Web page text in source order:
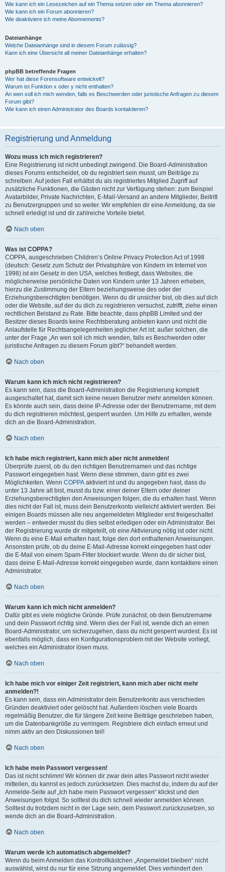
Wie kann ich ein Lesezeichen auf ein Thema setzen oder ein Thema abonnieren?
Wie kann ich ein Forum abonnieren?
Wie deaktiviere ich meine Abonnements?
Dateianhänge
Welche Dateianhänge sind in diesem Forum zulässig?
Kann ich eine Übersicht all meiner Dateianhänge erhalten?
phpBB betreffende Fragen
Wer hat diese Forensoftware entwickelt?
Warum ist Funktion x oder y nicht enthalten?
An wen soll ich mich wenden, falls es Beschwerden oder juristische Anfragen zu diesem
Forum gibt?
Wie kann ich einen Administrator des Boards kontaktieren?
Registrierung und Anmeldung
Wozu muss ich mich registrieren?
Eine Registrierung ist nicht unbedingt zwingend. Die Board-Administration
dieses Forums entscheidet, ob du registriert sein musst, um Beiträge zu
schreiben. Auf jeden Fall erhältst du als registriertes Mitglied Zugriff auf
zusätzliche Funktionen, die Gästen nicht zur Verfügung stehen: zum Beispiel
Avatarbilder, Private Nachrichten, E-Mail-Versand an andere Mitglieder, Beitritt
zu Benutzergruppen und so weiter. Wir empfehlen dir eine Anmeldung, da sie
schnell erledigt ist und dir zahlreiche Vorteile bietet.
Nach oben
Was ist COPPA?
COPPA, ausgeschrieben Children’s Online Privacy Protection Act of 1998
(deutsch: Gesetz zum Schutz der Privatsphäre von Kindern im Internet von
1998) ist ein Gesetz in den USA, welches festlegt, dass Websites, die
möglicherweise persönliche Daten von Kindern unter 13 Jahren erheben,
hierzu die Zustimmung der Eltern beziehungsweise des oder der
Erziehungsberechtigten benötigen. Wenn du dir unsicher bist, ob dies auf dich
oder die Website, auf der du dich zu registrieren versuchst, zutrifft, ziehe einen
rechtlichen Beistand zu Rate. Bitte beachte, dass phpBB Limited und der
Besitzer dieses Boards keine Rechtsberatung anbieten kann und nicht die
Anlaufstelle für Rechtsangelegenheiten jeglicher Art ist; außer solchen, die
unter der Frage „An wen soll ich mich wenden, falls es Beschwerden oder
juristische Anfragen zu diesem Forum gibt?“ behandelt werden.
Nach oben
Warum kann ich mich nicht registrieren?
Es kann sein, dass die Board-Administration die Registrierung komplett
ausgeschaltet hat, damit sich keine neuen Benutzer mehr anmelden können.
Es könnte auch sein, dass deine IP-Adresse oder der Benutzername, mit dem
du dich registrieren möchtest, gesperrt wurden. Um Hilfe zu erhalten, wende
dich an die Board-Administration.
Nach oben
Ich habe mich registriert, kann mich aber nicht anmelden!
Überprüfe zuerst, ob du den richtigen Benutzernamen und das richtige
Passwort eingegeben hast. Wenn diese stimmen, dann gibt es zwei
Möglichkeiten. Wenn COPPA aktiviert ist und du angegeben hast, dass du
unter 13 Jahre alt bist, musst du bzw. einer deiner Eltern oder deiner
Erziehungsberechtigten den Anweisungen folgen, die du erhalten hast. Wenn
dies nicht der Fall ist, muss dein Benutzerkonto vielleicht aktiviert werden. Bei
einigen Boards müssen alle neu angemeldeten Mitglieder erst freigeschaltet
werden – entweder musst du dies selbst erledigen oder ein Administrator. Bei
der Registrierung wurde dir mitgeteilt, ob eine Aktivierung nötig ist oder nicht.
Wenn du eine E-Mail erhalten hast, folge den dort enthaltenen Anweisungen.
Ansonsten prüfe, ob du deine E-Mail-Adresse korrekt eingegeben hast oder
die E-Mail von einem Spam-Filter blockiert wurde. Wenn du dir sicher bist,
dass deine E-Mail-Adresse korrekt eingegeben wurde, dann kontaktiere einen
Administrator.
Nach oben
Warum kann ich mich nicht anmelden?
Dafür gibt es viele mögliche Gründe. Prüfe zunächst, ob dein Benutzername
und dein Passwort richtig sind. Wenn dies der Fall ist, wende dich an einen
Board-Administrator, um sicherzugehen, dass du nicht gesperrt wurdest. Es ist
ebenfalls möglich, dass ein Konfigurationsproblem mit der Website vorliegt,
welches ein Administrator lösen muss.
Nach oben
Ich habe mich vor einiger Zeit registriert, kann mich aber nicht mehr
anmelden?!
Es kann sein, dass ein Administrator dein Benutzerkonto aus verschieden
Gründen deaktiviert oder gelöscht hat. Außerdem löschen viele Boards
regelmäßig Benutzer, die für längere Zeit keine Beiträge geschrieben haben,
um die Datenbankgröße zu verringern. Registriere dich einfach erneut und
nimm aktiv an den Diskussionen teil!
Nach oben
Ich habe mein Passwort vergessen!
Das ist nicht schlimm! Wir können dir zwar dein altes Passwort nicht wieder
mitteilen, du kannst es jedoch zurücksetzen. Dies machst du, indem du auf der
Anmelde-Seite auf „Ich habe mein Passwort vergessen“ klickst und den
Anweisungen folgst. So solltest du dich schnell wieder anmelden können.
Solltest du trotzdem nicht in der Lage sein, dein Passwort zurückzusetzen, so
wende dich an die Board-Administration.
Nach oben
Warum werde ich automatisch abgemeldet?
Wenn du beim Anmelden das Kontrollkästchen „Angemeldet bleiben“ nicht
auswählst, wirst du nur für eine Sitzung angemeldet. Dies verhindert den